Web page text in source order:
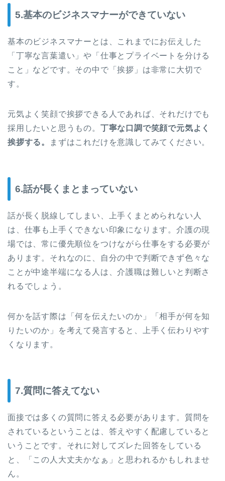
5.基本のビジネスマナーができていない
基本のビジネスマナーとは、これまでにお伝えした
「丁寧な言葉遣い」や「仕事とプライベートを分ける
こと」などです。その中で「挨拶」は非常に大切で
す。
元気よく笑顔で挨拶できる人であれば、それだけでも
採用したいと思うもの。 丁寧な口調で笑顔で元気よく
挨拶する。
まずはこれだけを意識してみてください。
6.話が長くまとまっていない
話が長く脱線してしまい、上手くまとめられない人
は、仕事も上手くできない印象になります。介護の現
場では、常に優先順位をつけながら仕事をする必要が
あります。それなのに、自分の中で判断できず色々な
ことが中途半端になる人は、介護職は難しいと判断さ
れるでしょう。
何かを話す際は「何を伝えたいのか」「相手が何を知
りたいのか」を考えて発言すると、上手く伝わりやす
くなります。
7.質問に答えてない
面接では多くの質問に答える必要があります。質問を
されているということは、答えやすく配慮していると
いうことです。それに対してズレた回答をしている
と、「この人大丈夫かなぁ」と思われるかもしれませ
ん。